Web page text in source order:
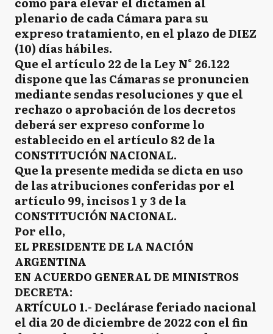
plenario de cada Cámara para su
expreso tratamiento, en el plazo de DIEZ
(10) días hábiles.
Que el artículo 22 de la Ley N° 26.122
dispone que las Cámaras se pronuncien
mediante sendas resoluciones y que el
rechazo o aprobación de los decretos
deberá ser expreso conforme lo
establecido en el artículo 82 de la
CONSTITUCIÓN NACIONAL.
Que la presente medida se dicta en uso
de las atribuciones conferidas por el
artículo 99, incisos 1 y 3 de la
CONSTITUCIÓN NACIONAL.
Por ello,
EL PRESIDENTE DE LA NACIÓN
ARGENTINA
EN ACUERDO GENERAL DE MINISTROS
DECRETA:
ARTÍCULO 1.- Declárase feriado nacional
el dia 20 de diciembre de 2022 con el fin